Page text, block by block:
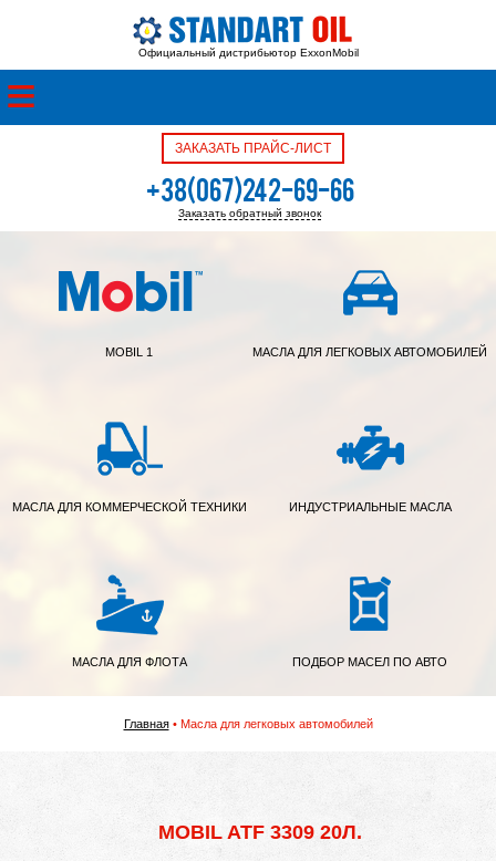
Официальный дистрибьютор ExxonMobil
ЗАКАЗАТЬ ПРАЙС-ЛИСТ
+38(067)242-69-66
+38(050)342-39-05
Заказать обратный звонок
MOBIL 1 МАСЛА ДЛЯ ЛЕГКОВЫХ АВТОМОБИЛЕЙ
МАСЛА ДЛЯ КОММЕРЧЕСКОЙ ТЕХНИКИ ИНДУСТРИАЛЬНЫЕ МАСЛА
МАСЛА ДЛЯ ФЛОТА ПОДБОР МАСЕЛ ПО АВТО
Главная Масла для легковых автомобилей
MOBIL ATF 3309 20Л.